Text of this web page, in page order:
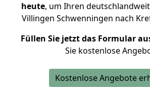
heute, um Ihren
Villingen Schwenningen nach
Füllen Sie jetzt das Formular
Sie kostenlose
Kostenlose Angebote